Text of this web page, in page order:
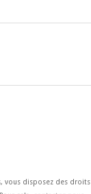
vous disposez des droits